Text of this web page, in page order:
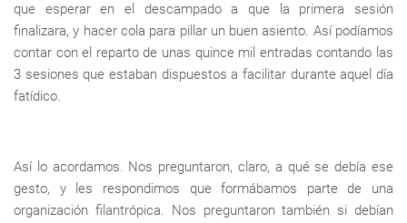
que esperar en el descampado a que la primera sesión
finalizara, y hacer cola para pillar un buen asiento. Así podíamos
contar con el reparto de unas quince mil entradas contando las
3 sesiones que estaban dispuestos a facilitar durante aquel día
fatídico.
Así lo acordamos. Nos preguntaron, claro, a qué se debía ese
gesto, y les respondimos que formábamos parte de una
organización filantrópica. Nos preguntaron también si debían